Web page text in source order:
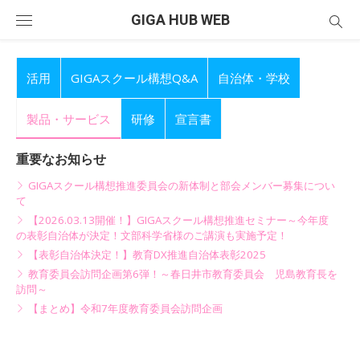
GIGA HUB WEB
活用 GIGAスクール構想Q&A 自治体・学校
製品・サービス 研修 宣言書
重要なお知らせ
GIGAスクール構想推進委員会の新体制と部会メンバー募集につい
て
【2026.03.13開催！】GIGAスクール構想推進セミナー～今年度
の表彰自治体が決定！文部科学省様のご講演も実施予定！
【表彰自治体決定！】教育DX推進自治体表彰2025
教育委員会訪問企画第6弾！～春日井市教育委員会 児島教育長を
訪問～
【まとめ】令和7年度教育委員会訪問企画